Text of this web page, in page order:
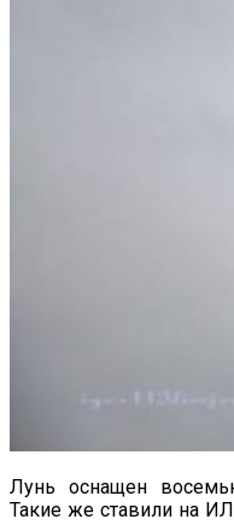
Лунь оснащен
Такие же ставили на